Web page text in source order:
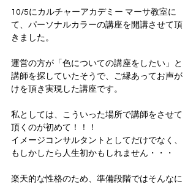
10/5にカルチャーアカデミー マーサ教室に
て、パーソナルカラーの講座を開講させて頂
きました。
運営の方が「色についての講座をしたい」と
講師を探していたそうで、ご縁あってお声が
けを頂き実現した講座です。
私としては、こういった場所で講師をさせて
頂くのが初めて！！！
イメージコンサルタントとしてだけでなく、
もしかしたら人生初かもしれません・・・
楽天的な性格のため、準備段階ではそんなに